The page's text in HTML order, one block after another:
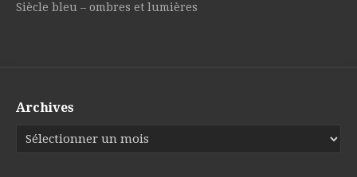
Siècle bleu – ombres et lumières
Archives